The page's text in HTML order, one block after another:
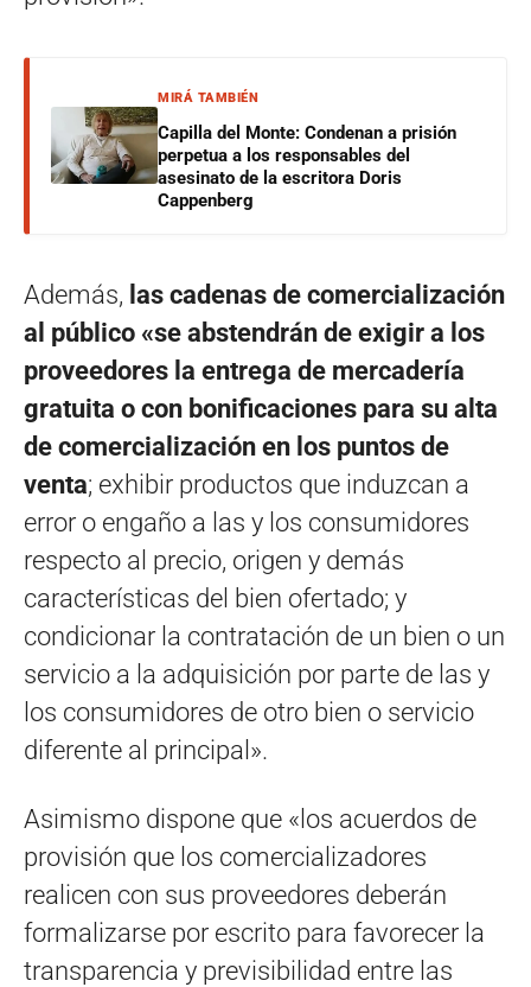
MIRÁ TAMBIÉN
Capilla del Monte: Condenan a prisión
perpetua a los responsables del
asesinato de la escritora Doris
Cappenberg
Además, las cadenas de comercialización
al público «se abstendrán de exigir a los
proveedores la entrega de mercadería
gratuita o con bonificaciones para su alta
de comercialización en los puntos de
venta; exhibir productos que induzcan a
error o engaño a las y los consumidores
respecto al precio, origen y demás
características del bien ofertado; y
condicionar la contratación de un bien o un
servicio a la adquisición por parte de las y
los consumidores de otro bien o servicio
diferente al principal».
Asimismo dispone que «los acuerdos de
provisión que los comercializadores
realicen con sus proveedores deberán
formalizarse por escrito para favorecer la
transparencia y previsibilidad entre las